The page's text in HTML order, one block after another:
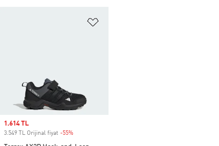
Sale price
1.614 TL
3.549 TL Orijinal fiyat -55%